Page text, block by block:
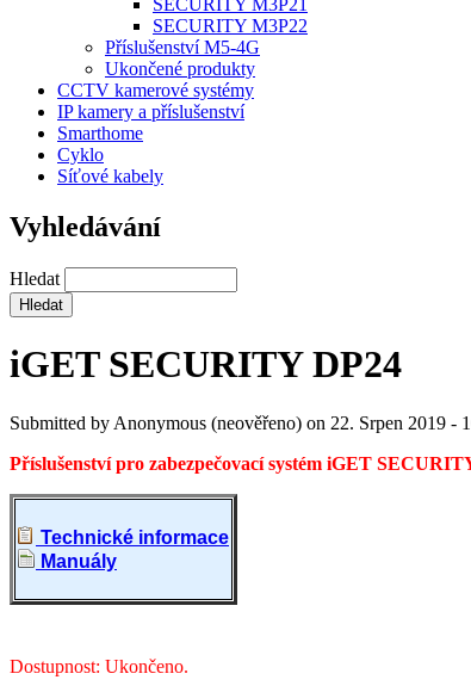
SECURITY M3P22
Příslušenství M5-4G
Ukončené produkty
CCTV kamerové systémy
IP kamery a příslušenství
Smarthome
Cyklo
Síťové kabely
Vyhledávání
Hledat
iGET SECURITY DP24
Submitted by Anonymous (neověřeno) on 22. Srpen 2019 -
Příslušenství pro zabezpečovací systém iGET
Technické informace
Manuály
Dostupnost: Ukončeno.